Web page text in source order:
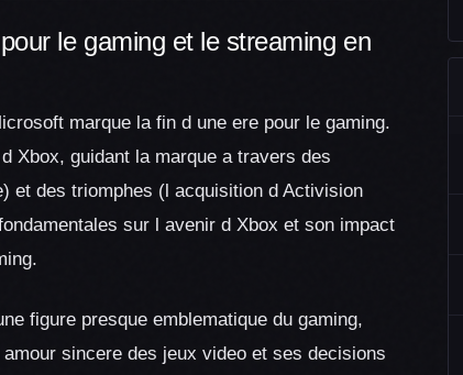
le gaming et le streaming en
marque la fin d une ere pour le gaming.
Xbox, guidant la marque a travers des
et des triomphes (l acquisition d Activision
sur l avenir d Xbox et son impact
figure presque emblematique du gaming,
sincere des jeux video et ses decisions